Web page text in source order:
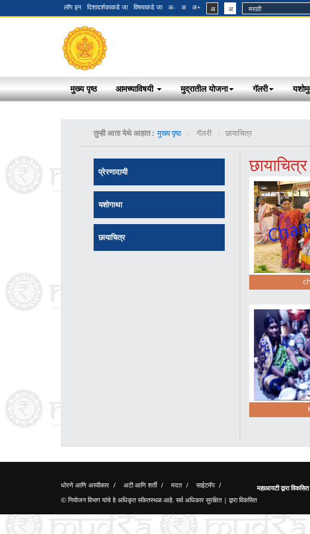
दिशादर्शकाकडे जा विषयाकडे जा
मुख्य पृष्ठ आमच्याविषयी मुद्रातील योजना गॅलरी
तुम्ही आता येथे आहात : मुख्य पृष्ठ गॅलरी छायाचित्र
प्रेरणादायी
यशोगाथा
छायाचित्र
धोरणे आणि अस्वीकार / अटी आणि शर्ती / मदत / साईटमॅप /
© नियोजन विभाग यांचे हे अधिकृत संकेतस्थळ आहे. सर्व अधिकार सुरक्षित | द्वारा विकसित
महाआयटी द्वारा विकसित